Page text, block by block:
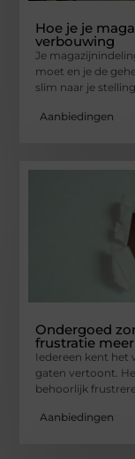
Hoe je je
verbouwing
Je
moet en je de
slim naar je
Aanbiedingen
Ondergoed
frustratie meer
Iedereen kent het
gaten vertoont.
behoorlijk
Aanbiedingen